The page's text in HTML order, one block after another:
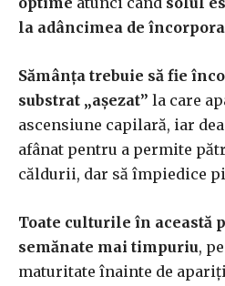
la adâncimea de
Sămânţa trebuie să fie
substrat „aşezat” la care
ascensiune capilară, iar
afânat pentru a permite
căldurii, dar să împiedice
Toate culturile în această
semănate mai timpuriu,
maturitate înainte de